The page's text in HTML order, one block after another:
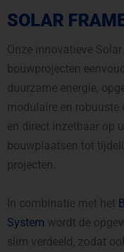
SOLAR
Onze innovatieve
bouwprojecten
duurzame energie,
modulaire en robuuste
en direct inzetbaar op
bouwplaatsen tot
projecten.
In combinatie met het
System wordt de
slim verdeeld, zodat